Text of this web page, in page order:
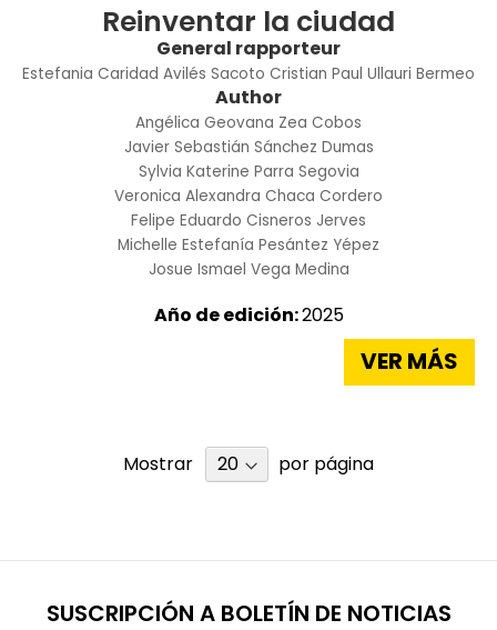
Reinventar la ciudad
General rapporteur
Estefania Caridad Avilés Sacoto Cristian Paul Ullauri Bermeo
Author
Angélica Geovana Zea Cobos
Javier Sebastián Sánchez Dumas
Sylvia Katerine Parra Segovia
Veronica Alexandra Chaca Cordero
Felipe Eduardo Cisneros Jerves
Michelle Estefanía Pesántez Yépez
Josue Ismael Vega Medina
Año de edición:2025
VER MÁS
Mostrar por página
SUSCRIPCIÓN A BOLETÍN DE NOTICIAS